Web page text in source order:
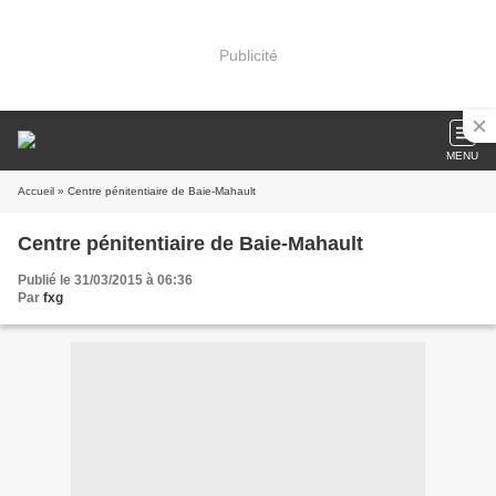
Publicité
MENU
Accueil » Centre pénitentiaire de Baie-Mahault
Centre pénitentiaire de Baie-Mahault
Publié le 31/03/2015 à 06:36
Par fxg